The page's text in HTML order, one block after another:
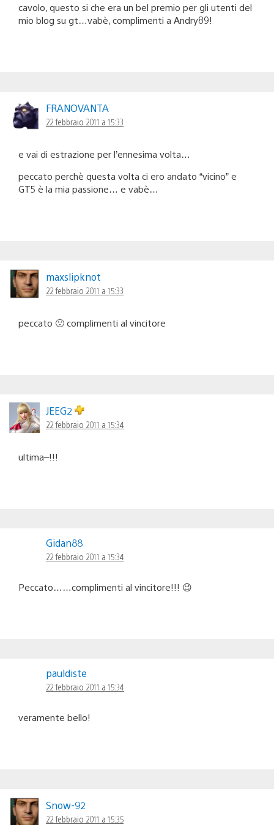
cavolo, questo si che era un bel premio per gli utenti del
mio blog su gt…vabè, complimenti a Andry89!
FRANOVANTA
22 febbraio 2011 a 15:33
e vai di estrazione per l’ennesima volta…
peccato perchè questa volta ci ero andato “vicino” e
GT5 è la mia passione… e vabè…
maxslipknot
22 febbraio 2011 a 15:33
peccato 🙁 complimenti al vincitore
JEEG2
22 febbraio 2011 a 15:34
ultima–!!!
Gidan88
22 febbraio 2011 a 15:34
Peccato……complimenti al vincitore!!! 😉
pauldiste
22 febbraio 2011 a 15:34
veramente bello!
Snow-92
22 febbraio 2011 a 15:35